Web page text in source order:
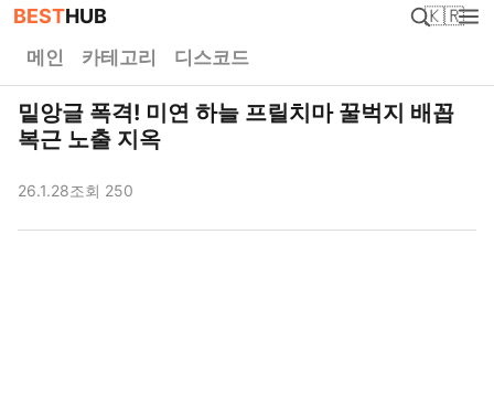
BESTHUB 🇰🇷
메인 카테고리 디스코드
밑앙글 폭격! 미연 하늘 프릴치마 꿀벅지 배꼽
복근 노출 지옥
26.1.28조회 250